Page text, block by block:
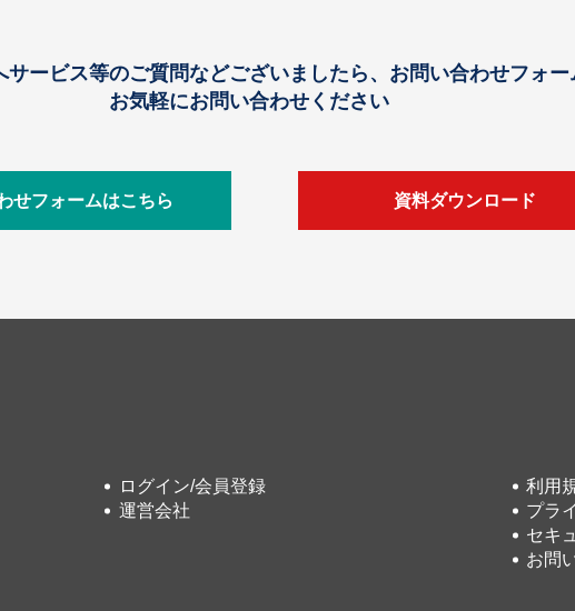
サービス等のご質問などございましたら、お問い合わせフォー
お気軽にお問い合わせください
せフォームはこちら 資料ダウンロード
ログイン/会員登録
運営会社
利用
プラ
セキ
お問